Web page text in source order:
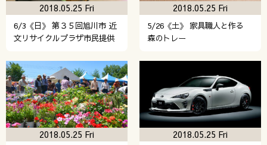
6/3《日》 第３５回旭川市 近
文リサイクルプラザ市民提供
2018.05.25 Fri
5/26《土》 家具職人と作る
森のトレー
2018.05.25 Fri
2018.05.25 Fri 2018.05.25 Fri